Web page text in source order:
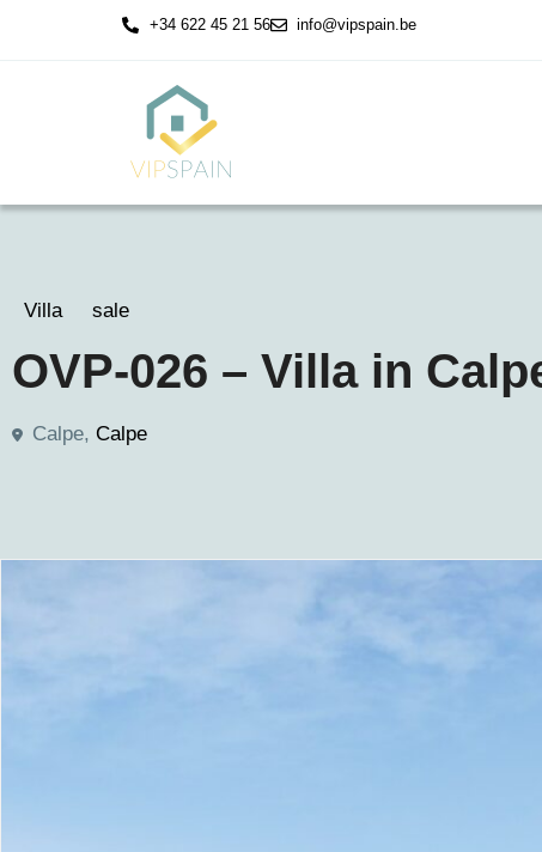
+34 622 45 21 56 info@vipspain.be
Villa sale
OVP-026 – Villa in
Calpe, Calpe